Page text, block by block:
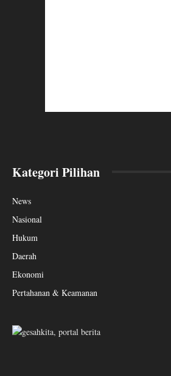
Kategori Pilihan
News
Nasional
Hukum
Daerah
Ekonomi
Pertahanan & Keamanan